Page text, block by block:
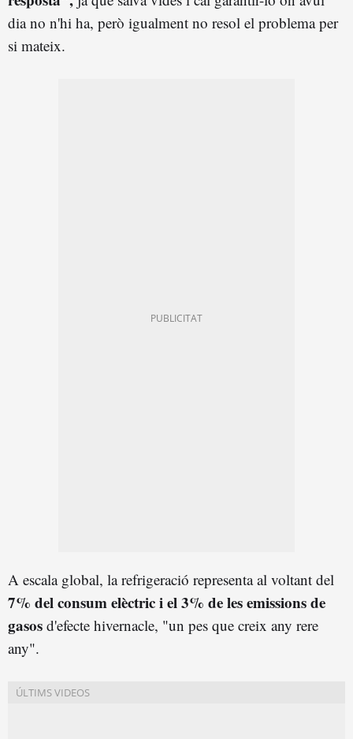
dia no n'hi ha, però igualment no resol el problema per
si mateix.
A escala global, la refrigeració representa al voltant del
7% del consum elèctric i el 3% de les emissions de
gasos d'efecte hivernacle, "un pes que creix any rere
any".